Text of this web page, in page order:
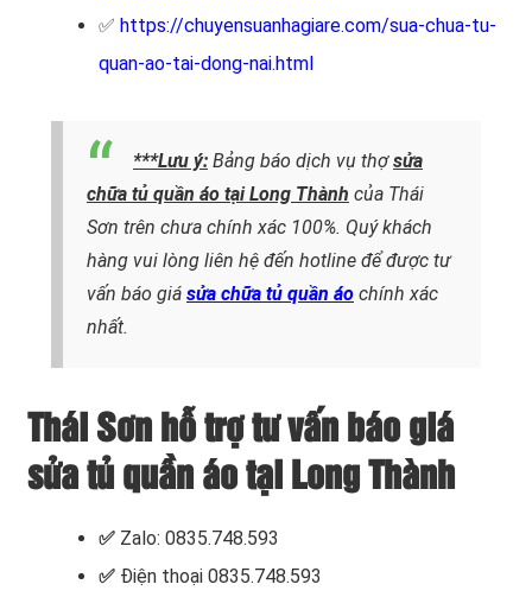
✅ https://chuyensuanhagiare.com/sua-chua-tu-
quan-ao-tai-dong-nai.html
***Lưu ý: Bảng báo dịch vụ thợsửa
chữa tủ quần áo tại Long Thành của Thái
Sơn trên chưa chính xác 100%. Quý khách
hàng vui lòng liên hệ đến hotline để được tư
vấn báo giá sửa chữa tủ quần áo chính xác
nhất.
Thái Sơn hỗ trợ tư vấn báo giá
sửa tủ quần áo tại Long Thành
✅ Zalo: 0835.748.593
✅ Điện thoại 0835.748.593